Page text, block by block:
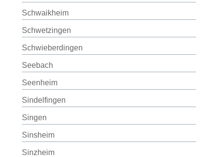
Schwaikheim
Schwetzingen
Schwieberdingen
Seebach
Seenheim
Sindelfingen
Singen
Sinsheim
Sinzheim